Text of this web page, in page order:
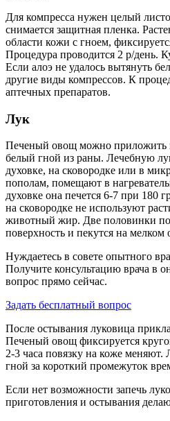
Для компресса нужен целый
снимается защитная пленка.
области кожи с гноем,
Процедура проводится 2 р/день.
Если алоэ не удалось вытянуть
другие виды компрессов. К
аптечных препаратов.
Лук
Печеный овощ можно приложить
белый гной из раны. Лечебную
духовке, на сковородке или в
пополам, помещают в
духовке она печется 6-7 при 180
на сковородке не используют
животный жир. Две половинки
поверхность и пекутся на мелком
Нуждаетесь в совете опытного
Получите консультацию врача в
вопрос прямо сейчас.
Задать бесплатный вопрос
После остывания луковица
Печеный овощ фиксируется
2-3 часа повязку на коже
гной за короткий промежуток
Если нет возможности запечь
приготовления и остывания